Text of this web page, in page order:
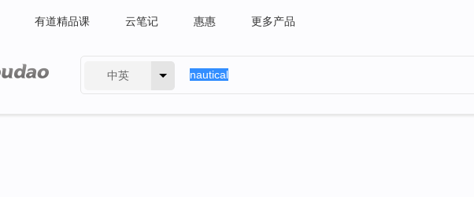
有道精品课 云笔记 惠惠 更多产品
中英